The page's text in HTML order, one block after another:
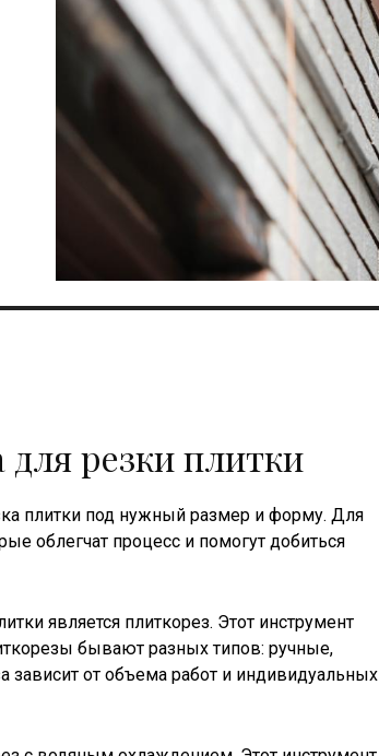
резки плитки
плитки под нужный размер и форму. Для
облегчат процесс и помогут добиться
является плиткорез. Этот инструмент
бывают разных типов: ручные,
зависит от объема работ и индивидуальных